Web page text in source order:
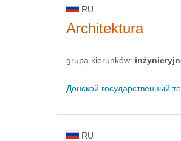
RU
Architektura
grupa kierunków:
Донской государственный
RU